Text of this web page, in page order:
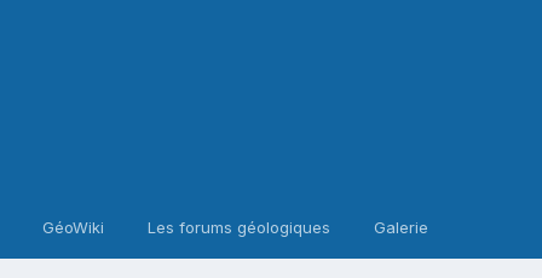
GéoWiki Les forums géologiques Galerie